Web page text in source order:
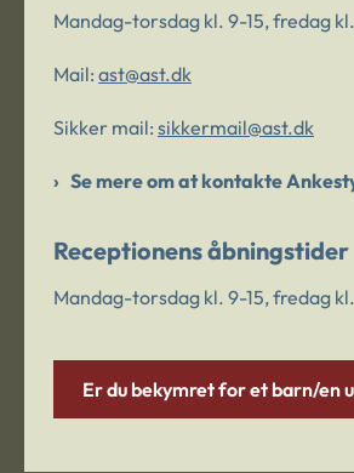
Mandag-torsdag kl. 9-15, fredag
Mail: ast@ast.dk
Sikker mail: sikkermail@ast.dk
Se mere om at kontakte
Receptionens åbningstider
Mandag-torsdag kl. 9-15, fredag
Er du bekymret for et barn/en